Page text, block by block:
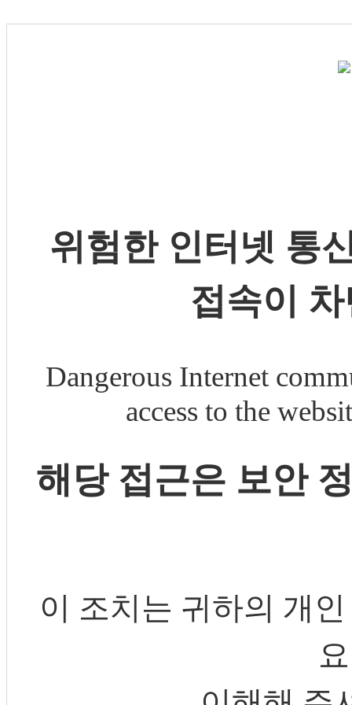
위험한 인터넷 통
접속이
Dangerous Internet
access to the
해당 접근은 보안
이 조치는 귀하의 개